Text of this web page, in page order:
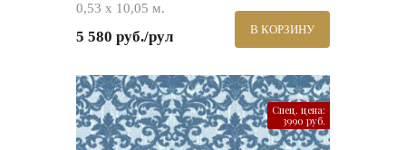
0,53 х 10,05 м.
5 580 руб./рул В КОРЗИНУ
Спец. цена:
3990 руб.